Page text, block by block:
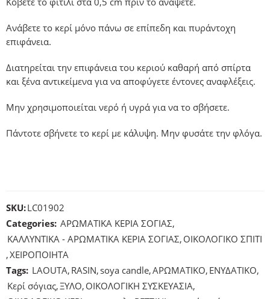
Κόβετε το φιτίλι στα 0,5 cm πριν το ανάψετε.
Ανάβετε το κερί μόνο πάνω σε επίπεδη και πυράντοχη
επιφάνεια.
Διατηρείται την επιφάνεια του κεριού καθαρή από σπίρτα
και ξένα αντικείμενα για να αποφύγετε έντονες αναφλέξεις.
Μην χρησιμοποιείται νερό ή υγρά για να το σβήσετε.
Πάντοτε σβήνετε το κερί με κάλυψη. Μην φυσάτε την φλόγα.
SKU:LC01902
Categories: ΑΡΩΜΑΤΙΚΑ ΚΕΡΙΑ ΣΟΓΙΑΣ,
ΚΑΛΛΥΝΤΙΚΑ - ΑΡΩΜΑΤΙΚΑ ΚΕΡΙΑ ΣΟΓΙΑΣ, ΟΙΚΟΛΟΓΙΚΟ ΣΠΙΤΙ
,ΧΕΙΡΟΠΟΙΗΤΑ
Tags: LAOUTA, RASIN,soya candle,ΑΡΩΜΑΤΙΚΟ, ΕΝΥΔΑΤΙΚΟ,
Κερί σόγιας,ΞΥΛΟ, ΟΙΚΟΛΟΓΙΚΗ ΣΥΣΚΕΥΑΣΙΑ,